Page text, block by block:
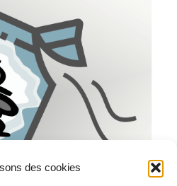
des cookies